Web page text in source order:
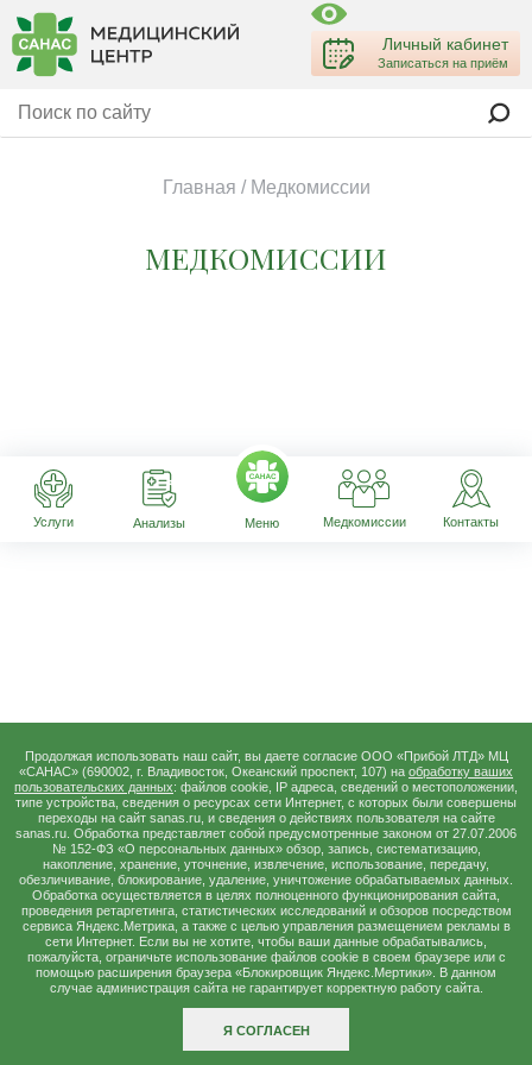
Личный кабинет
Записаться на приём
Главная / Медкомиссии
МЕДКОМИССИИ
Услуги Анализы Меню Медкомиссии Контакты
Продолжая использовать наш сайт, вы даете согласие ООО «Прибой ЛТД» МЦ
«САНАС» (690002, г. Владивосток, Океанский проспект, 107) на обработку ваших
пользовательских данных: файлов cookie, IP адреса, сведений о местоположении,
типе устройства, сведения о ресурсах сети Интернет, с которых были совершены
переходы на сайт sanas.ru, и сведения о действиях пользователя на сайте
sanas.ru. Обработка представляет собой предусмотренные законом от 27.07.2006
№ 152-ФЗ «О персональных данных» обзор, запись, систематизацию,
накопление, хранение, уточнение, извлечение, использование, передачу,
обезличивание, блокирование, удаление, уничтожение обрабатываемых данных.
Обработка осуществляется в целях полноценного функционирования сайта,
проведения ретаргетинга, статистических исследований и обзоров посредством
сервиса Яндекс.Метрика, а также с целью управления размещением рекламы в
сети Интернет. Если вы не хотите, чтобы ваши данные обрабатывались,
пожалуйста, ограничьте использование файлов сookie в своем браузере или с
помощью расширения браузера «Блокировщик Яндекс.Мертики». В данном
случае администрация сайта не гарантирует корректную работу сайта.
Я СОГЛАСЕН